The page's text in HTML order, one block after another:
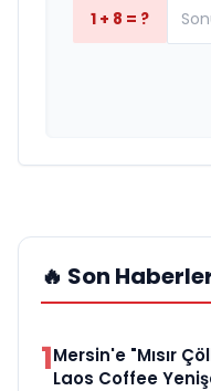
1 + 8 = ?
🔥 Son
1Mersin'e "Mısır
Laos Coffee